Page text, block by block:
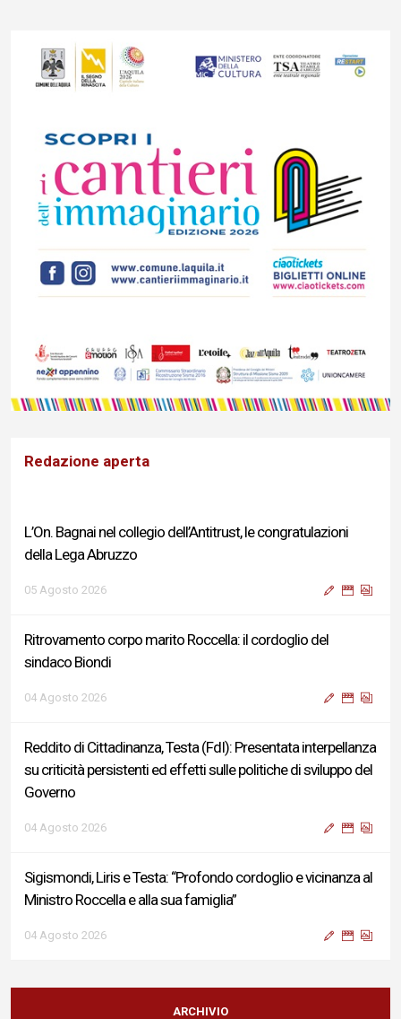
Redazione aperta
L’On. Bagnai nel collegio dell’Antitrust, le congratulazioni
della Lega Abruzzo
05 Agosto 2026
Ritrovamento corpo marito Roccella: il cordoglio del
sindaco Biondi
04 Agosto 2026
Reddito di Cittadinanza, Testa (FdI): Presentata interpellanza
su criticità persistenti ed effetti sulle politiche di sviluppo del
Governo
04 Agosto 2026
Sigismondi, Liris e Testa: “Profondo cordoglio e vicinanza al
Ministro Roccella e alla sua famiglia”
04 Agosto 2026
Terminal bus "Lorenzo Natali": modifiche temporanee alla
viabilità per il completamento dei lavori di riqualificazione
ARCHIVIO